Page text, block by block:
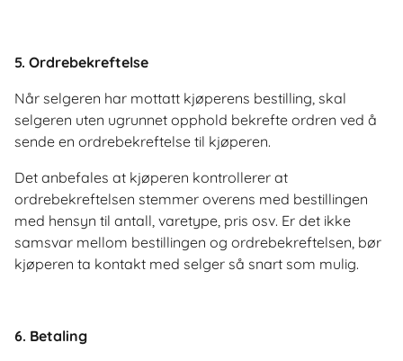
5. Ordrebekreftelse
Når selgeren har mottatt kjøperens bestilling, skal
selgeren uten ugrunnet opphold bekrefte ordren ved å
sende en ordrebekreftelse til kjøperen.
Det anbefales at kjøperen kontrollerer at
ordrebekreftelsen stemmer overens med bestillingen
med hensyn til antall, varetype, pris osv. Er det ikke
samsvar mellom bestillingen og ordrebekreftelsen, bør
kjøperen ta kontakt med selger så snart som mulig.
6. Betaling